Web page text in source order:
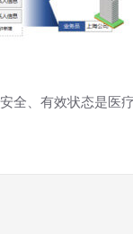
全、有效状态是医